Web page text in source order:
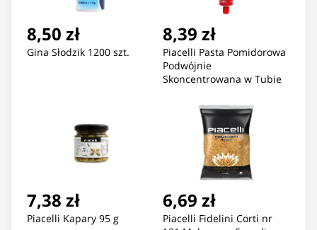
8,50 zł
Gina Słodzik 1200 szt.
8,39 zł
Piacelli Pasta Pomidorowa
Podwójnie
Skoncentrowana w Tubie
7,38 zł
Piacelli Kapary 95 g
6,69 zł
Piacelli Fidelini Corti nr